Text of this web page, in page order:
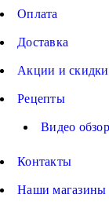
Оплата
Доставка
Акции и скидки
Рецепты
Видео
Контакты
Наши магазины